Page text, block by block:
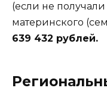
(если не
материнского
639 432 рублей.